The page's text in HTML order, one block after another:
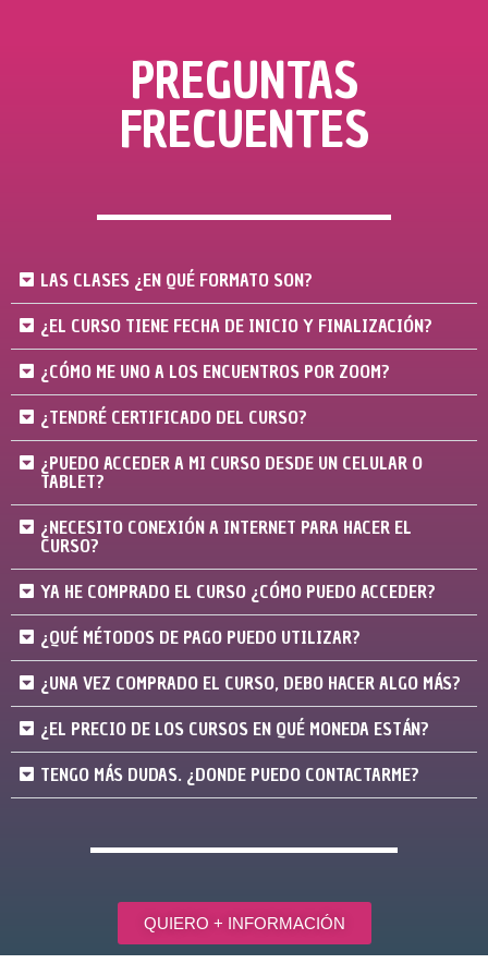
PREGUNTAS
FRECUENTES
LAS CLASES ¿EN QUÉ FORMATO SON?
¿EL CURSO TIENE FECHA DE INICIO Y FINALIZACIÓN?
¿CÓMO ME UNO A LOS ENCUENTROS POR ZOOM?
¿TENDRÉ CERTIFICADO DEL CURSO?
¿PUEDO ACCEDER A MI CURSO DESDE UN CELULAR O
TABLET?
¿NECESITO CONEXIÓN A INTERNET PARA HACER EL
CURSO?
YA HE COMPRADO EL CURSO ¿CÓMO PUEDO ACCEDER?
¿QUÉ MÉTODOS DE PAGO PUEDO UTILIZAR?
¿UNA VEZ COMPRADO EL CURSO, DEBO HACER ALGO MÁS?
¿EL PRECIO DE LOS CURSOS EN QUÉ MONEDA ESTÁN?
TENGO MÁS DUDAS. ¿DONDE PUEDO CONTACTARME?
QUIERO + INFORMACIÓN